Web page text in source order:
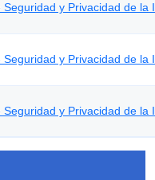
Seguridad y Privacidad de la
Seguridad y Privacidad de la
Seguridad y Privacidad de la